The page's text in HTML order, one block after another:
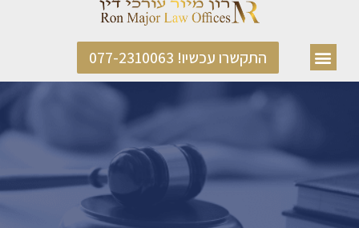
התקשרו עכשיו! 077-2310063